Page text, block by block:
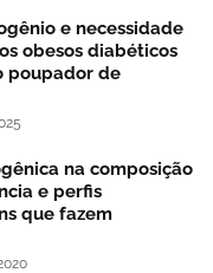
e necessidade
obesos diabéticos
poupador de
na composição
e perfis
que fazem